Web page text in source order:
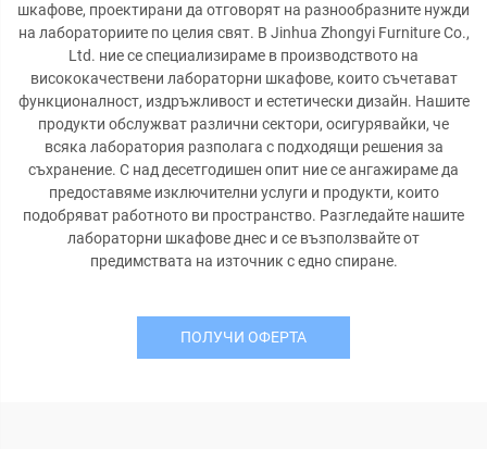
шкафове, проектирани да отговорят на разнообразните нужди
на лабораториите по целия свят. В Jinhua Zhongyi Furniture Co.,
Ltd. ние се специализираме в производството на
висококачествени лабораторни шкафове, които съчетават
функционалност, издръжливост и естетически дизайн. Нашите
продукти обслужват различни сектори, осигурявайки, че
всяка лаборатория разполага с подходящи решения за
съхранение. С над десетгодишен опит ние се ангажираме да
предоставяме изключителни услуги и продукти, които
подобряват работното ви пространство. Разгледайте нашите
лабораторни шкафове днес и се възползвайте от
предимствата на източник с едно спиране.
ПОЛУЧИ ОФЕРТА